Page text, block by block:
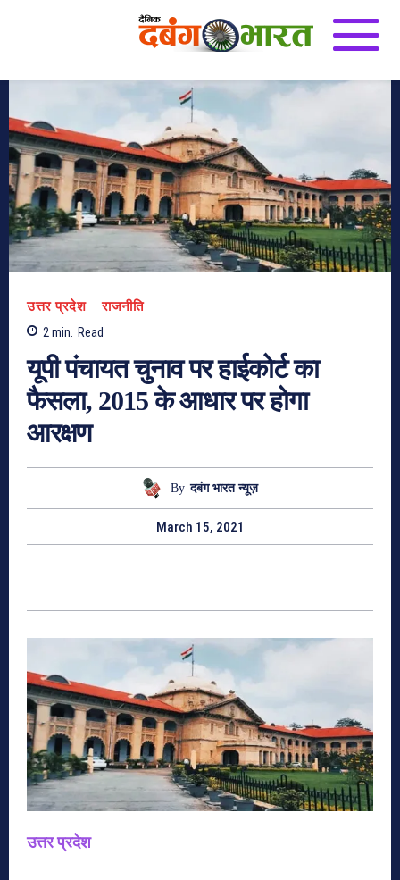
उत्तर प्रदेश
राजनीति
2 min. Read
यूपी पंचायत चुनाव पर हाईकोर्ट का
फैसला, 2015 के आधार पर होगा
आरक्षण
By दबंग भारत न्यूज़
March 15, 2021
उत्तर प्रदेश